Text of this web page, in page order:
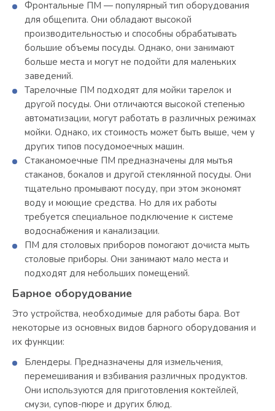
Фронтальные ПМ — популярный тип оборудования
для общепита. Они обладают высокой
производительностью и способны обрабатывать
большие объемы посуды. Однако, они занимают
больше места и могут не подойти для маленьких
заведений.
Тарелочные ПМ подходят для мойки тарелок и
другой посуды. Они отличаются высокой степенью
автоматизации, могут работать в различных режимах
мойки. Однако, их стоимость может быть выше, чем у
других типов посудомоечных машин.
Стаканомоечные ПМ предназначены для мытья
стаканов, бокалов и другой стеклянной посуды. Они
тщательно промывают посуду, при этом экономят
воду и моющие средства. Но для их работы
требуется специальное подключение к системе
водоснабжения и канализации.
ПМ для столовых приборов помогают дочиста мыть
столовые приборы. Они занимают мало места и
подходят для небольших помещений.
Барное оборудование
Это устройства, необходимые для работы бара. Вот
некоторые из основных видов барного оборудования и
их функции:
Блендеры. Предназначены для измельчения,
перемешивания и взбивания различных продуктов.
Они используются для приготовления коктейлей,
смузи, супов-пюре и других блюд.